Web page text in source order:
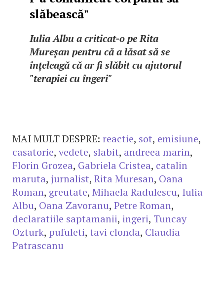
slăbească"
Iulia Albu a criticat-o pe Rita
Mureșan pentru că a lăsat să se
înțeleagă că ar fi slăbit cu ajutorul
"terapiei cu îngeri"
MAI MULT DESPRE: reactie, sot, emisiune,
casatorie, vedete, slabit, andreea marin,
Florin Grozea, Gabriela Cristea, catalin
maruta, jurnalist, Rita Muresan, Oana
Roman, greutate, Mihaela Radulescu, Iulia
Albu, Oana Zavoranu, Petre Roman,
declaratiile saptamanii, ingeri, Tuncay
Ozturk, pufuleti, tavi clonda, Claudia
Patrascanu